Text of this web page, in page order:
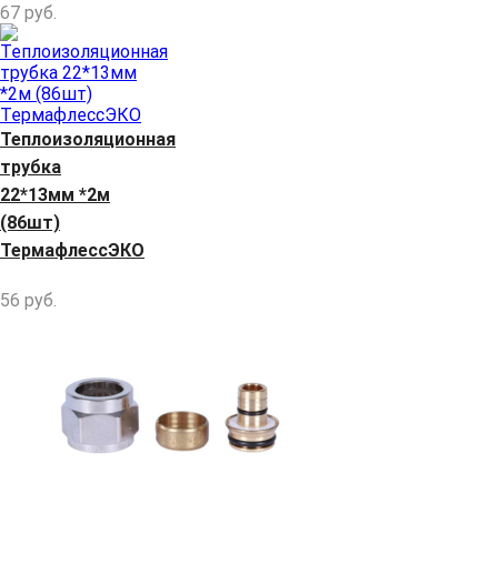
67 руб.
Теплоизоляционная
трубка
22*13мм *2м
(86шт)
ТермафлессЭКО
56 руб.